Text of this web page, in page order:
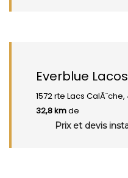
Everblue
1572 rte Lacs CalÃ¨che,
32,8 kmde
Prix et devis